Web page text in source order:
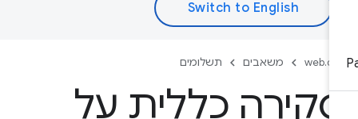
משאבים תשלומים
כללית על